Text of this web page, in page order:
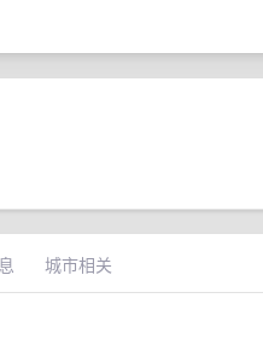
城市相关